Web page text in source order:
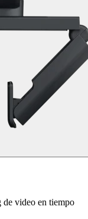
video en tiempo